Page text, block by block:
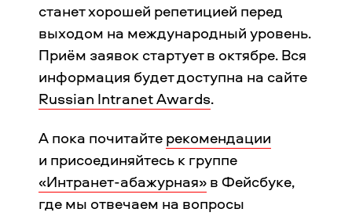
станет хорошей репетицией перед
выходом на международный уровень.
Приём заявок стартует в октябре. Вся
информация будет доступна на сайте
Russian Intranet Awards.
А пока почитайтерекомендации
и присоединяйтесь к группе
«Интранет-абажурная»в Фейсбуке,
где мы отвечаем на вопросы